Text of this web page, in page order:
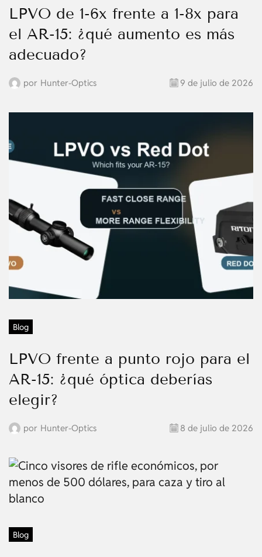
LPVO de 1-6x frente a 1-8x para
el AR-15: ¿qué aumento es más
adecuado?
por Hunter-Optics 9 de julio de 2026
Blog
LPVO frente a punto rojo para el
AR-15: ¿qué óptica deberías
elegir?
por Hunter-Optics 8 de julio de 2026
Blog